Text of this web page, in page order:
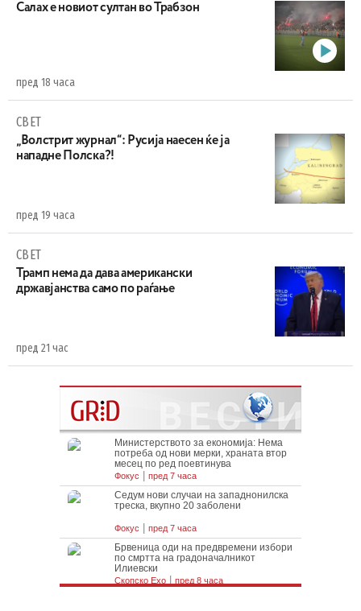
Салах е новиот султан во Трабзон
пред 18 часа
СВЕТ
„Волстрит журнал“: Русија наесен ќе ја
нападне Полска?!
пред 19 часа
СВЕТ
Трамп нема да дава американски
државјанства само по раѓање
пред 21 час